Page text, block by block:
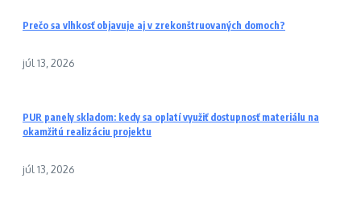
Prečo sa vlhkosť objavuje aj v zrekonštruovaných domoch?
júl 13, 2026
PUR panely skladom: kedy sa oplatí využiť dostupnosť materiálu na
okamžitú realizáciu projektu
júl 13, 2026